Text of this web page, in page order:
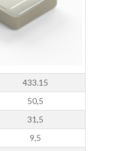
433.15
50,5
31,5
9,5